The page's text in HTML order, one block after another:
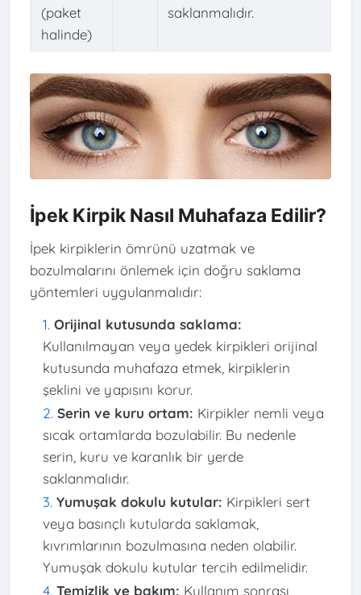
(paket
halinde)
saklanmalıdır.
İpek Kirpik Nasıl Muhafaza Edilir?
İpek kirpiklerin ömrünü uzatmak ve
bozulmalarını önlemek için doğru saklama
yöntemleri uygulanmalıdır:
Orijinal kutusunda saklama:
Kullanılmayan veya yedek kirpikleri orijinal
kutusunda muhafaza etmek, kirpiklerin
şeklini ve yapısını korur.
Serin ve kuru ortam: Kirpikler nemli veya
sıcak ortamlarda bozulabilir. Bu nedenle
serin, kuru ve karanlık bir yerde
saklanmalıdır.
Yumuşak dokulu kutular: Kirpikleri sert
veya basınçlı kutularda saklamak,
kıvrımlarının bozulmasına neden olabilir.
Yumuşak dokulu kutular tercih edilmelidir.
Temizlik ve bakım: Kullanım sonrası